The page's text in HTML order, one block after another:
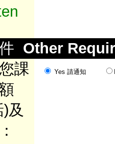
Other
課
及
Yes 請通知